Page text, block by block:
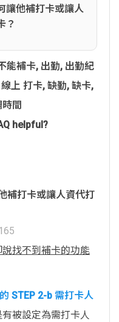
讓他補打卡或讓人
？
能補卡, 出勤, 出勤紀
線上 打卡, 缺勤, 缺卡,
間
helpful?
補打卡或讓人資代打
找不到補卡的功能
STEP 2-b 需打卡人
被設定為需打卡人